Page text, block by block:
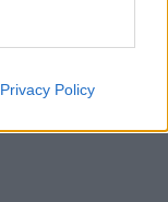
Privacy Policy